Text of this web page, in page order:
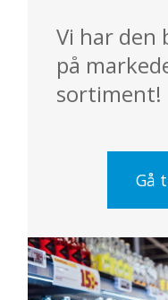
Vi har den
på
sortiment!
Gå